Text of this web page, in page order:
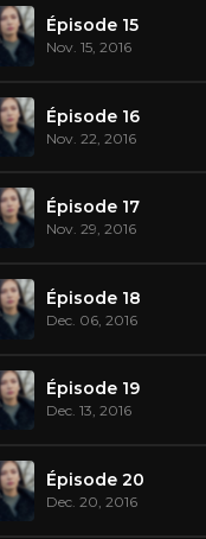
Épisode 15
Nov. 15, 2016
Épisode 16
Nov. 22, 2016
Épisode 17
Nov. 29, 2016
Épisode 18
Dec. 06, 2016
Épisode 19
Dec. 13, 2016
Épisode 20
Dec. 20, 2016